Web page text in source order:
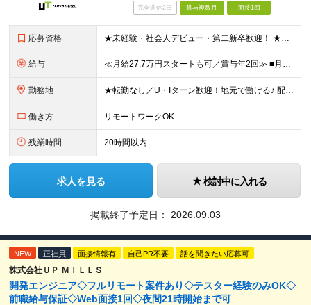
完全週休2日 賞与複数月 面接1回
応募資格 ★未経験・社会人デビュー・第二新卒歓迎！ ★フリーターやブランクのある方も大歓迎！ ★20～40代幅広く活躍中 ■学歴不問 ＼こんな方にピッタリ／ --------------------- □ 正
給与 ≪月給27.7万円スタートも可／賞与年2回≫ ■月給21万円～27.7万円＋各種手当＋賞与年2回 ※給与は勤務地に応じて変更します ※年齢や経験・スキルなどを考慮して決定します ※時間外手当は全額支給
勤務地 ★転勤なし／U・Iターン歓迎！地元で働ける♪ 配属先：東京・神奈川・千葉・長野・石川・大阪・福岡・札幌・愛知・広島にある『NTTドコモ』グループ 《勤務地一覧》 ■東京 ・東京都新宿区新宿4-1-6
働き方 リモートワークOK
残業時間 20時間以内
求人を見る 検討中に入れる
掲載終了予定日： 2026.09.03
NEW 正社員 面接情報有 自己PR不要 話を聞きたい応募可
株式会社ＵＰ ＭＩＬＬＳ
開発エンジニア◇フルリモート案件あり◇テスター経験のみOK◇
前職給与保証◇Web面接1回◇夜間21時開始まで可